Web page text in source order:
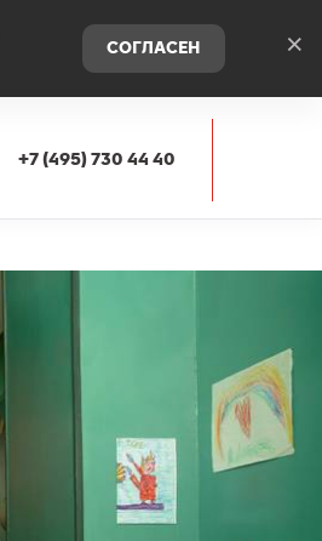
СОГЛАСЕН ×
+7 (495) 730 44 40